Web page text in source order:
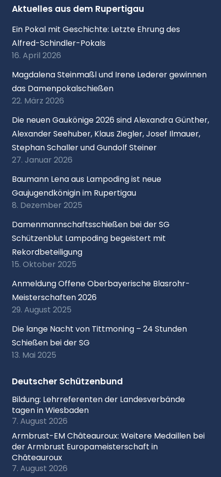
Aktuelles aus dem Rupertigau
Ein Pokal mit Geschichte: Letzte Ehrung des
Alfred-Schindler-Pokals
16. April 2026
Magdalena Steinmaßl und Irene Lederer gewinnen
das Damenpokalschießen
22. März 2026
Die neuen Gaukönige 2026 sind Alexandra Günther,
Alexander Seehuber, Klaus Ziegler, Josef Ilmauer,
Stephan Schaller und Gundolf Steiner
27. Januar 2026
Baumann Lena aus Lampoding ist neue
Gaujugendkönigin im Rupertigau
8. Dezember 2025
Damenmannschaftsschießen bei der SG
Schützenblut Lampoding begeistert mit
Rekordbeteiligung
15. Oktober 2025
Anmeldung Offene Oberbayerische Blasrohr-
Meisterschaften 2026
29. August 2025
Die lange Nacht von Tittmoning – 24 Stunden
Schießen bei der SG
13. Mai 2025
Deutscher Schützenbund
Bildung: Lehrreferenten der Landesverbände
tagen in Wiesbaden
7. August 2026
Armbrust-EM Châteauroux: Weitere Medaillen bei
der Armbrust Europameisterschaft in
Châteauroux
7. August 2026